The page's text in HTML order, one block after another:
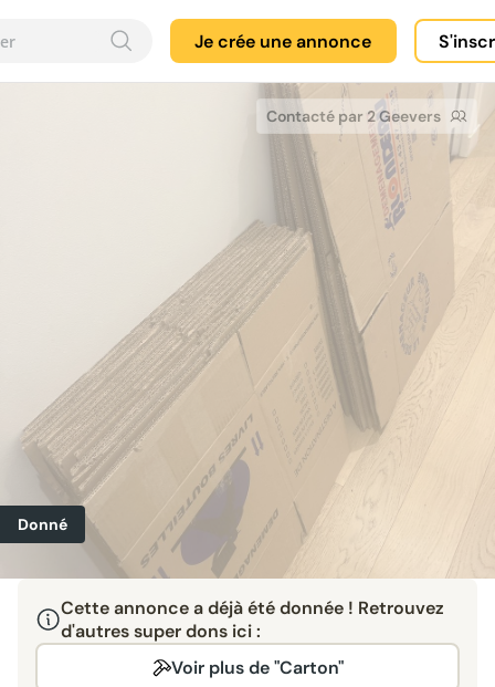
Je crée une annonce
Contacté par 2 Geevers
Donné
Cette annonce a déjà été donnée ! Retrouvez
d'autres super dons ici :
Voir plus de "Carton"